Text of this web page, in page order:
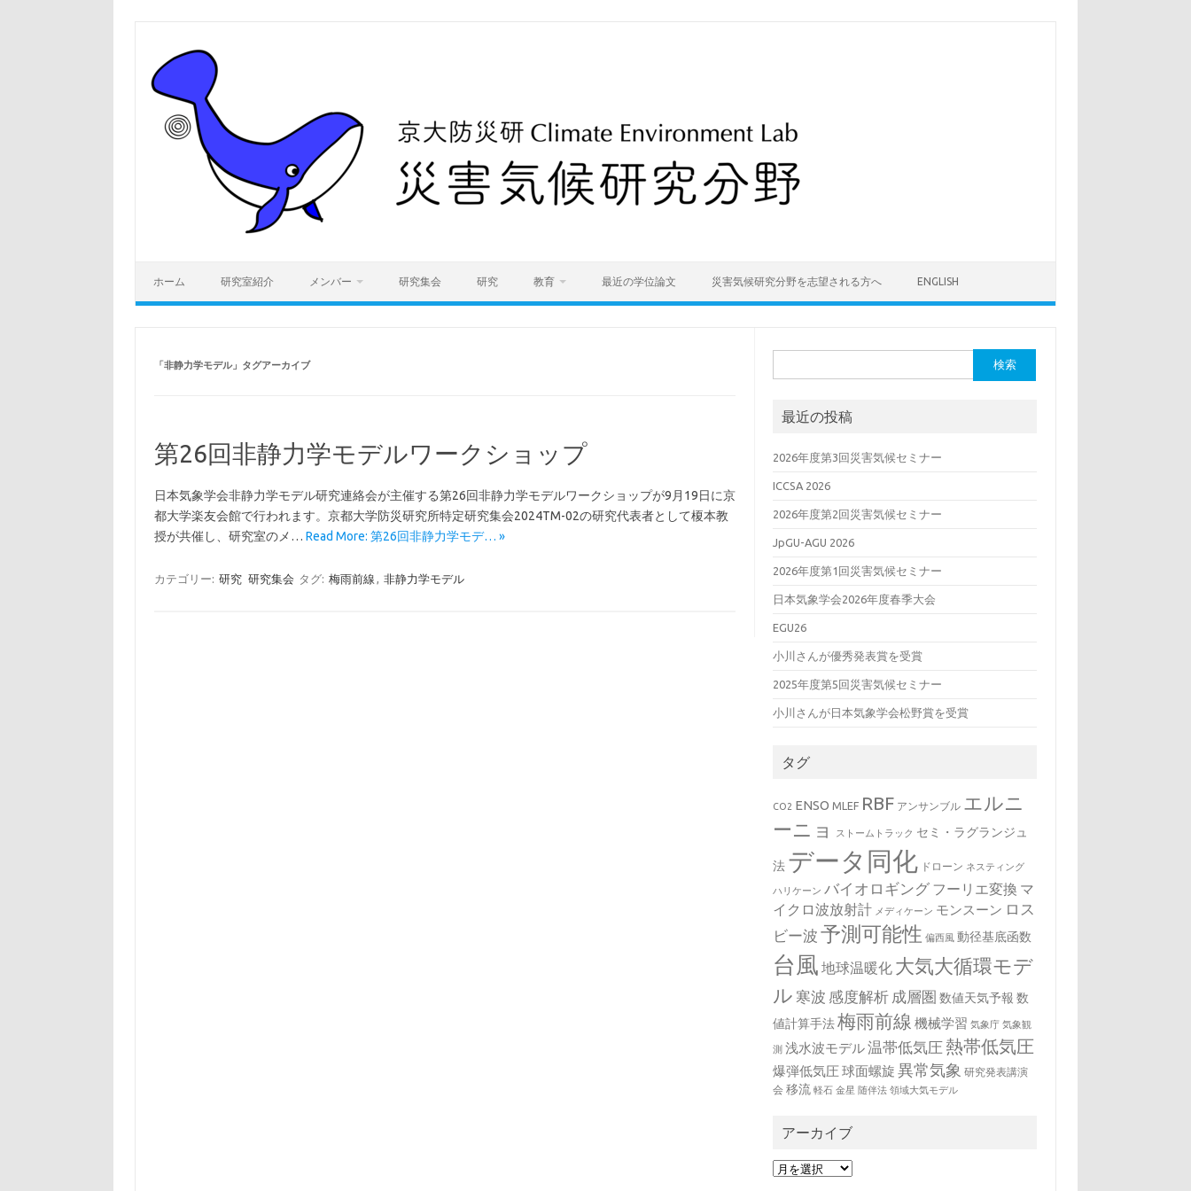
ホーム 研究室紹介 メンバー 研究集会 研究 教育 最近の学位論文 災害気候研究分野を志望される方へ ENGLISH
「非静力学モデル」タグアーカイブ
第26回非静力学モデルワークショップ
日本気象学会非静力学モデル研究連絡会が主催する第26回非静力学モデルワークショップが9月19日に京
都大学楽友会館で行われます。京都大学防災研究所特定研究集会2024TM-02の研究代表者として榎本教
授が共催し、研究室のメ… Read More: 第26回非静力学モデ… »
カテゴリー: 研究 研究集会 タグ: 梅雨前線 , 非静力学モデル
索:
最近の投稿
2026年度第3回災害気候セミナー
ICCSA 2026
2026年度第2回災害気候セミナー
JpGU-AGU 2026
2026年度第1回災害気候セミナー
日本気象学会2026年度春季大会
EGU26
小川さんが優秀発表賞を受賞
2025年度第5回災害気候セミナー
小川さんが日本気象学会松野賞を受賞
タグ
CO2 ENSO MLEF RBF アンサンブル エルニ
ーニョ
ストームトラック セミ・ラグランジュ
法 データ同化 ドローン ネスティング
ハリケーン バイオロギング フーリエ変換 マ
イクロ波放射計 メディケーン モンスーン ロス
ビー波 予測可能性 偏西風 動径基底函数
台風 地球温暖化 大気大循環モデ
ル 寒波 感度解析 成層圏 数値天気予報 数
値計算手法 梅雨前線 機械学習 気象庁 気象観
測 浅水波モデル温帯低気圧 熱帯低気圧
爆弾低気圧球面螺旋 異常気象 研究発表講演
会 移流 軽石 金星 随伴法 領域大気モデル
アーカイブ
ア